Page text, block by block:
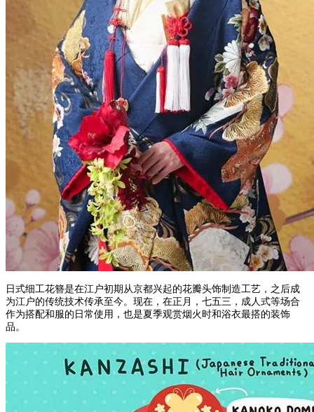
日式细工花簪是在江户初期从京都兴起的花瓣头饰制造工艺，之后成
为江户的传统技术传承至今。现在，在正月，七五三，成人式等场合
作为搭配和服的日常使用，也是夏季观赏烟火时和浴衣最搭的装饰
品。